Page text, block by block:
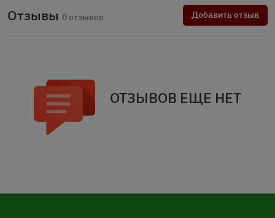
Отзывы 0 отзывов Добавить отзыв
ОТЗЫВОВ ЕЩЕ НЕТ